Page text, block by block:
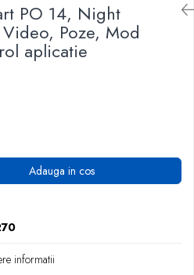
PO 14, Night
Poze, Mod
aplicatie
Adauga in cos
informatii